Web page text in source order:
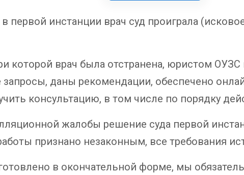
первой инстанции врач суд проиграла
которой врач была отстранена, юристом
даны рекомендации, обеспечено
консультацию, в том числе по порядку
жалобы решение суда первой
признано незаконным, все требования
в окончательной форме, мы